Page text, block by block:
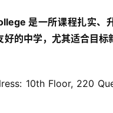
是一所课程扎实、
好的中学，尤其适合目标
10th Floor, 220